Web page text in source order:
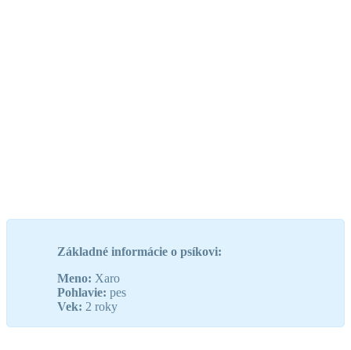
Základné informácie o psíkovi:
Meno: Xaro
Pohlavie: pes
Vek: 2 roky